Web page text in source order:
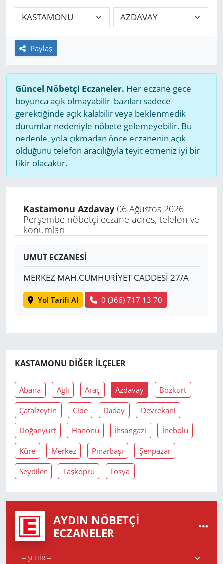
Paylaş
Güncel Nöbetçi Eczaneler. Her eczane gece
boyunca açık olmayabilir, bazıları sadece
gerektiğinde açık kalabilir veya beklenmedik
durumlar nedeniyle nöbete gelemeyebilir. Bu
nedenle, yola çıkmadan önce eczanenin açık
olduğunu telefon aracılığıyla teyit etmeniz iyi bir
fikir olacaktır.
Kastamonu Azdavay06 Ağustos 2026
Perşembe nöbetçi eczane adres, telefon ve
konumları
UMUT ECZANESİ
MERKEZ MAH.CUMHURİYET CADDESİ 27/A
Yol Tarifi Al 0 (366) 717 13 70
KASTAMONU DIĞER İLÇELER
Abana Ağlı Araç Azdavay Bozkurt
Çatalzeytin Cide Daday Devrekani
Doğanyurt Hanönü İhsangazi İnebolu
Küre Merkez Pınarbaşı Şenpazar
Seydiler Taşköprü Tosya
AYDIN NÖBETÇI
ECZANELER
GÜNDEM
HABERDE İNSAN
MAGAZİN
POLİTİKA
RESMİ İLANLAR
SAĞLIK
SPOR